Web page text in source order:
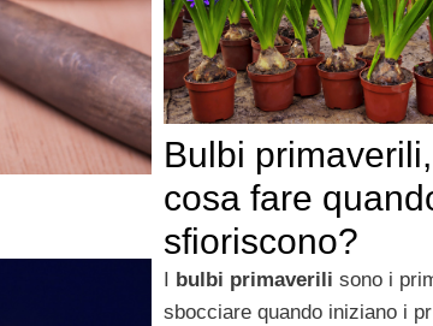
Bulbi primaverili,
cosa fare
sfioriscono?
I bulbi primaverili sono i
sbocciare quando iniziano i